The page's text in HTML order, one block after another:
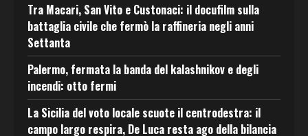
Tra Macari, San Vito e Custonaci: il docufilm sulla
battaglia civile che fermò la raffineria negli anni
Settanta
Palermo, fermata la banda del kalashnikov e degli
incendi: otto fermi
La Sicilia del voto locale scuote il centrodestra: il
campo largo respira, De Luca resta ago della bilancia